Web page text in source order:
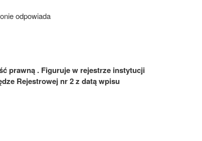
odpowiada
prawną . Figuruje w rejestrze instytucji
Rejestrowej nr 2 z datą wpisu